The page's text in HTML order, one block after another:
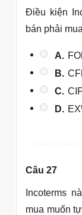
Điều kiện
bán phải
A.
B.
C.
D.
Câu 27
Incoterms
mua muốn